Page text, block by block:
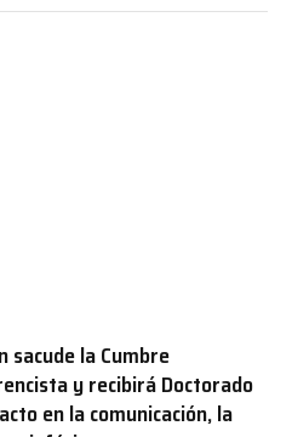
sacude la Cumbre
y recibirá Doctorado
en la comunicación, la